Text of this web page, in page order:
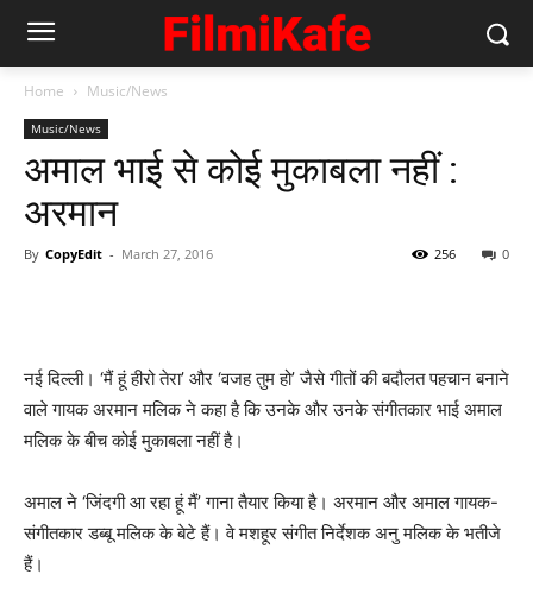
Home Music/News
Music/News
अमाल भाई से कोई मुकाबला नहीं :
अरमान
By CopyEdit - March 27, 2016 0
256
नई दिल्ली। ‘मैं हूं हीरो तेरा’ और ‘वजह तुम हो’ जैसे गीतों की बदौलत पहचान बनाने
वाले गायक अरमान मलिक ने कहा है कि उनके और उनके संगीतकार भाई अमाल
मलिक के बीच कोई मुकाबला नहीं है।
अमाल ने ‘जिंदगी आ रहा हूं मैं’ गाना तैयार किया है। अरमान और अमाल गायक-
संगीतकार डब्बू मलिक के बेटे हैं। वे मशहूर संगीत निर्देशक अनु मलिक के भतीजे
हैं।